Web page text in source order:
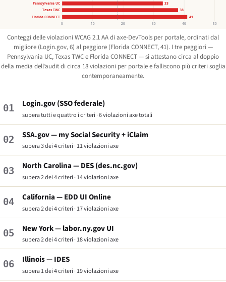
0 10 20 30 40 50
Pennsylvania UC
Texas TWC
Florida CONNECT
33
38
41
Conteggi delle violazioni WCAG 2.1 AA di axe-DevTools per portale, ordinati dal
migliore (Login.gov, 6) al peggiore (Florida CONNECT, 41). I tre peggiori —
Pennsylvania UC, Texas TWC e Florida CONNECT — si attestano circa al doppio
della media dell’audit di circa 18 violazioni per portale e falliscono più criteri soglia
contemporaneamente.
01 Login.gov (SSO federale)
supera tutti e quattro i criteri · 6 violazioni axe totali
02 SSA.gov — my Social Security + iClaim
supera 3 dei 4 criteri · 11 violazioni axe
03 North Carolina — DES (des.nc.gov)
supera 2 dei 4 criteri · 14 violazioni axe
04 California — EDD UI Online
supera 2 dei 4 criteri · 17 violazioni axe
05 New York — labor.ny.gov UI
supera 2 dei 4 criteri · 18 violazioni axe
06 Illinois — IDES
supera 1 dei 4 criteri · 19 violazioni axe